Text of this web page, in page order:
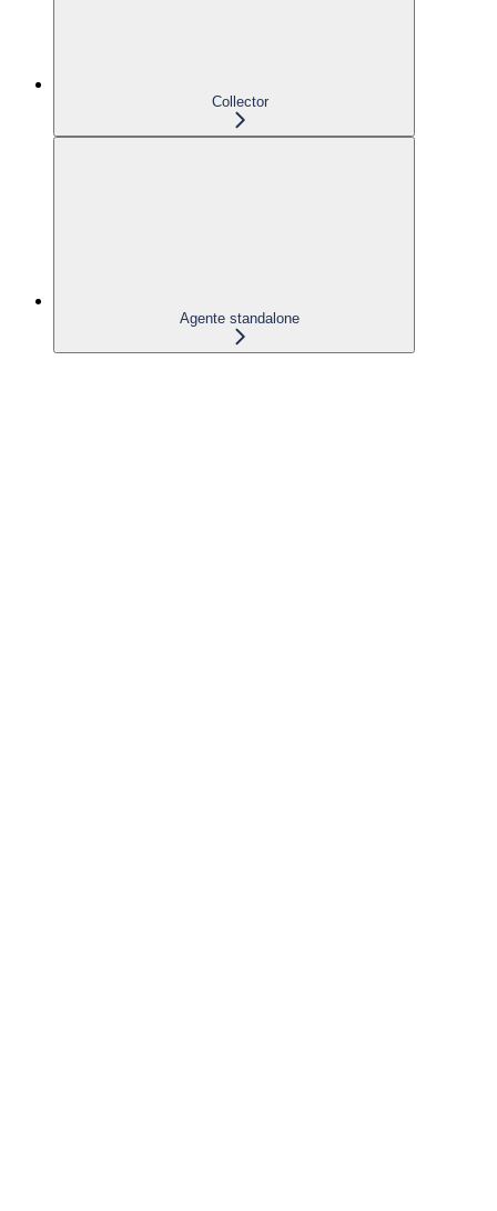
Collector
Agente standalone